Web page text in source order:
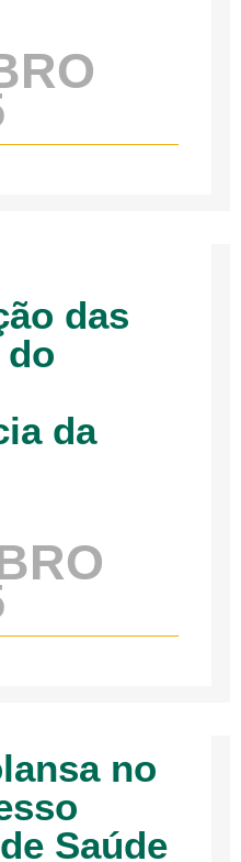
das
da
no
Saúde